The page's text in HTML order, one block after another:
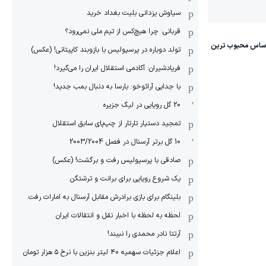
سیاوش یزدانی بلیت بغداد خرید
قربانی: چرا هیچ‌کس از تیم ملی نمی‌رود؟
تولد دوباره در پرسپولیس با بازوبند کاپیتانی! (عکس)
فریادشیران: آکادمی استقلال ایران را می‌گیرد!
با جدایی آرائوخو: بارسا به دنبال بمب جدید!
20 گل رویایی در لیگ جزیره
تمجید دستیار تارتار از چپ‌پای سابق استقلال
10 گل برتر آرسنال در فصل 2003/2004
صادقی با پرسپولیس رفت و برگشت! (عکس)
یک شروع رویایی برای برانت و ترشتگن
بلینگام برای بازی برادرش مقابل آرسنال به امارات رفت
لحظه به لحظه با اخبار نقل و انتقالات ایران
آرتتا نادر محمدی را نبیند!
اعلام جزئیات سهمیه ۴۰ لیتر بنزین با نرخ ۵ هزار تومان